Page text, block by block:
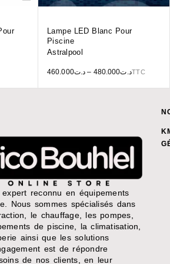
Lampe LED Blanc Pour
Piscine
Astralpool
د.ت460.000 – د.ت480.000 TTC
reconnu en équipements
Nous sommes spécialisés dans
le chauffage, les pompes,
de piscine, la climatisation,
ainsi que les solutions
est de répondre
de nos clients, en leur